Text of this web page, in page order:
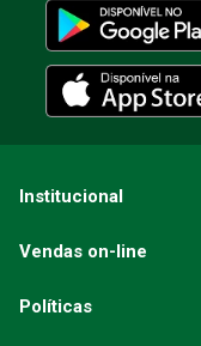
Institucional
Vendas on-line
Políticas